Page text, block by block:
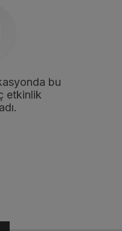
bu
etkinlik